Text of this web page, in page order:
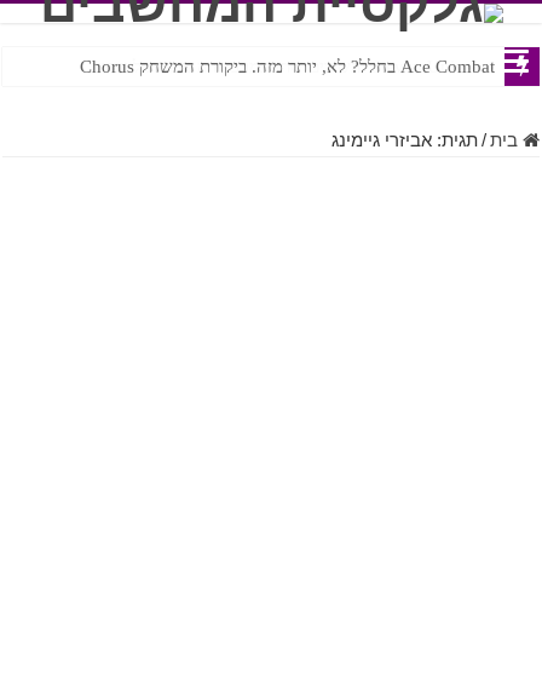
Ace Combat בחלל? לא, יותר מזה. ביקורת המשחק Chorus
Steven Universe והשירים שתורגמו בצורה נוראית לעברית
בית/תגית:אביזרי גיימינג